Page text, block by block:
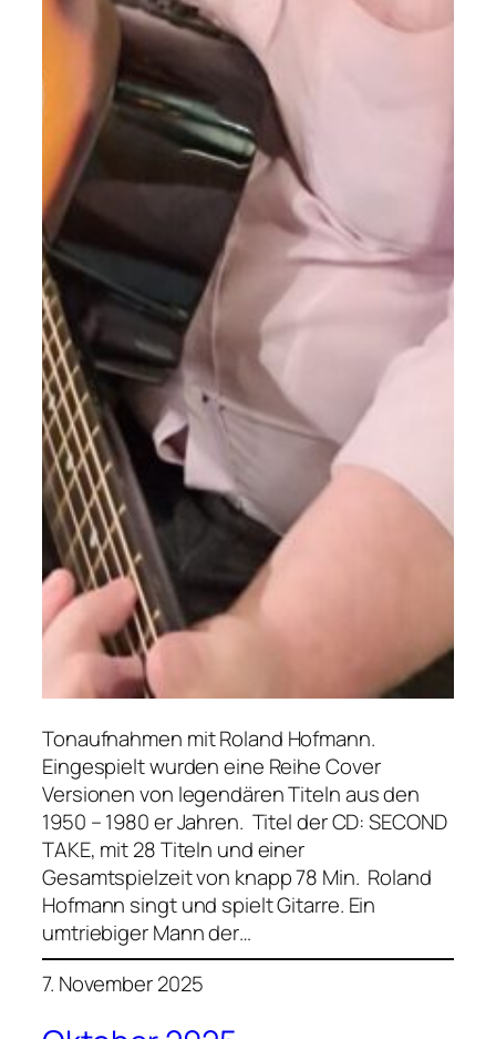
Tonaufnahmen mit Roland Hofmann.
Eingespielt wurden eine Reihe Cover
Versionen von legendären Titeln aus den
1950 – 1980 er Jahren. Titel der CD: SECOND
TAKE, mit 28 Titeln und einer
Gesamtspielzeit von knapp 78 Min. Roland
Hofmann singt und spielt Gitarre. Ein
umtriebiger Mann der…
7. November 2025